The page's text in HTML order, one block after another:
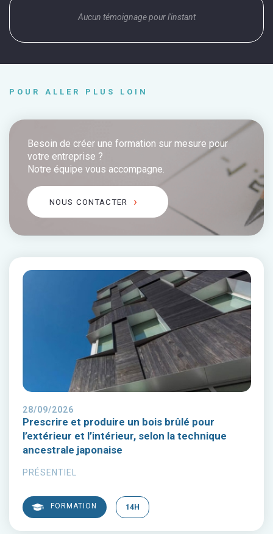
Aucun témoignage pour l'instant
POUR ALLER PLUS LOIN
Besoin de créer une formation sur mesure pour
votre entreprise ?
Notre équipe vous accompagne.
NOUS CONTACTER
28/09/2026
Prescrire et produire un bois brûlé pour
l’extérieur et l’intérieur, selon la technique
ancestrale japonaise
PRÉSENTIEL
FORMATION 14H